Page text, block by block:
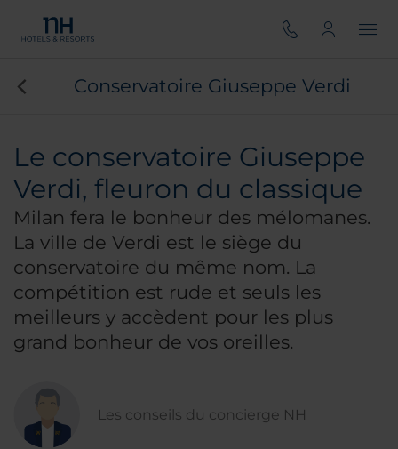
Conservatoire Giuseppe Verdi
Le conservatoire Giuseppe
Verdi, fleuron du classique
Milan fera le bonheur des mélomanes.
La ville de Verdi est le siège du
conservatoire du même nom. La
compétition est rude et seuls les
meilleurs y accèdent pour les plus
grand bonheur de vos oreilles.
Les conseils du concierge NH